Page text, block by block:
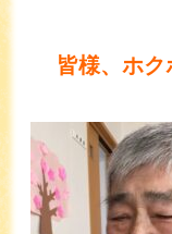
皆様、ホ